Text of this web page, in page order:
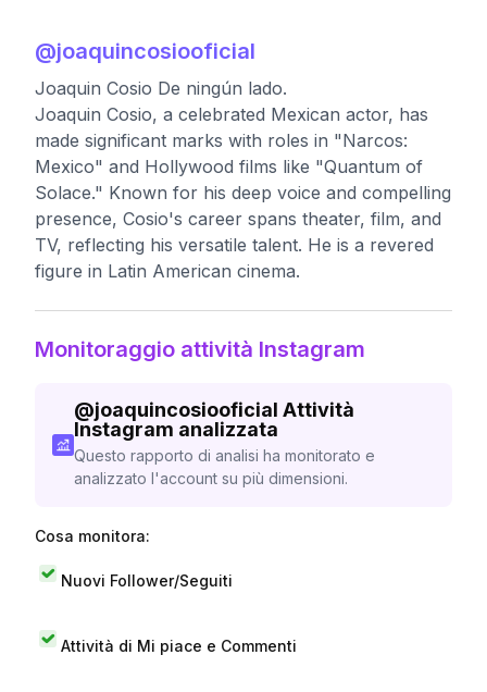
@joaquincosiooficial
Joaquin Cosio De ningún lado.
Joaquin Cosio, a celebrated Mexican actor, has
made significant marks with roles in "Narcos:
Mexico" and Hollywood films like "Quantum of
Solace." Known for his deep voice and compelling
presence, Cosio's career spans theater, film, and
TV, reflecting his versatile talent. He is a revered
figure in Latin American cinema.
Monitoraggio attività Instagram
@joaquincosiooficial Attività
Instagram analizzata
Questo rapporto di analisi ha monitorato e
analizzato l'account su più dimensioni.
Cosa monitora:
Nuovi Follower/Seguiti
Attività di Mi piace e Commenti